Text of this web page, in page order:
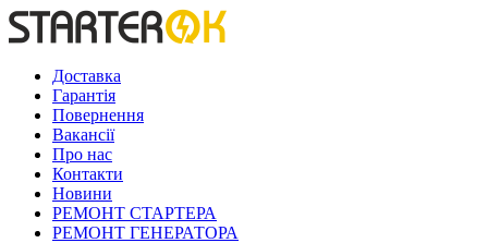
Доставка
Гарантія
Повернення
Вакансії
Про нас
Контакти
Новини
РЕМОНТ СТАРТЕРА
РЕМОНТ ГЕНЕРАТОРА